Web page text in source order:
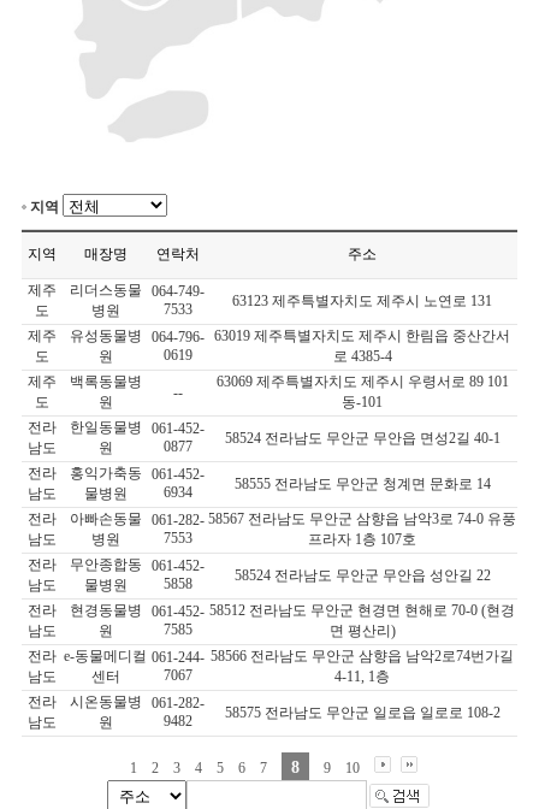
지역
지역 매장명 연락처 주소
제주
도
리더스동물
병원
064-749-
7533
63123 제주특별자치도 제주시 노연로 131
제주
도
유성동물병
원
064-796-
0619
63019 제주특별자치도 제주시 한림읍 중산간서
로 4385-4
제주
도
백록동물병
원
--
63069 제주특별자치도 제주시 우령서로 89 101
동-101
전라
남도
한일동물병
원
061-452-
0877
58524 전라남도 무안군 무안읍 면성2길 40-1
전라
남도
홍익가축동
물병원
061-452-
6934
58555 전라남도 무안군 청계면 문화로 14
전라
남도
아빠손동물
병원
061-282-
7553
58567 전라남도 무안군 삼향읍 남악3로 74-0 유풍
프라자 1층 107호
전라
남도
무안종합동
물병원
061-452-
5858
58524 전라남도 무안군 무안읍 성안길 22
전라
남도
현경동물병
원
061-452-
7585
58512 전라남도 무안군 현경면 현해로 70-0 (현경
면 평산리)
전라
남도
e-동물메디컬
센터
061-244-
7067
58566 전라남도 무안군 삼향읍 남악2로74번가길
4-11, 1층
전라
남도
시온동물병
원
061-282-
9482
58575 전라남도 무안군 일로읍 일로로 108-2
1 2 3 4 5 6 7 8 9 10